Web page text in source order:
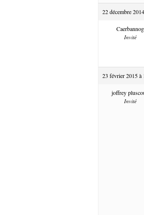
22 décembre
Caerbannog
Invité
23 février 2015 à
joffrey
Invité